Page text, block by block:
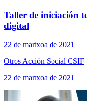
Taller de iniciación
digital
22 de martxoa de 2021
Otros Acción Social CSIF
22 de martxoa de 2021